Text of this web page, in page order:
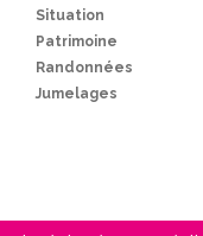
Situation
Patrimoine
Randonnées
Jumelages